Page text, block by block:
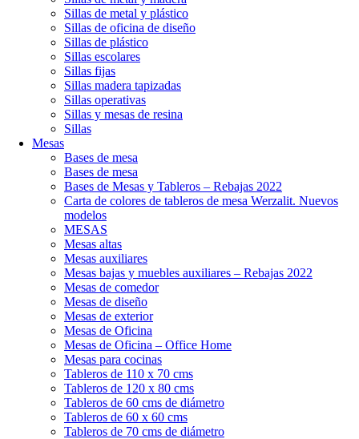
Sillas de metal y plástico
Sillas de oficina de diseño
Sillas de plástico
Sillas escolares
Sillas fijas
Sillas madera tapizadas
Sillas operativas
Sillas y mesas de resina
Sillas
Mesas
Bases de mesa
Bases de mesa
Bases de Mesas y Tableros – Rebajas 2022
Carta de colores de tableros de mesa Werzalit. Nuevos
modelos
MESAS
Mesas altas
Mesas auxiliares
Mesas bajas y muebles auxiliares – Rebajas 2022
Mesas de comedor
Mesas de diseño
Mesas de exterior
Mesas de Oficina
Mesas de Oficina – Office Home
Mesas para cocinas
Tableros de 110 x 70 cms
Tableros de 120 x 80 cms
Tableros de 60 cms de diámetro
Tableros de 60 x 60 cms
Tableros de 70 cms de diámetro